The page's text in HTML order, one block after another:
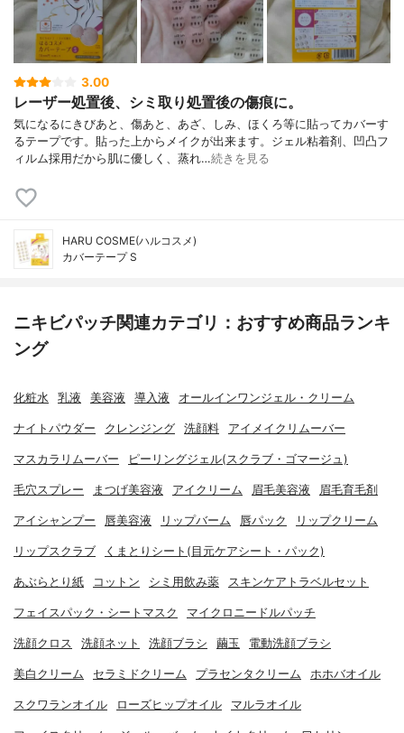
3.00
レーザー処置後、シミ取り処置後の傷痕に。
気になるにきびあと、傷あと、あざ、しみ、ほくろ等に貼ってカバーす
るテープです。貼った上からメイクが出来ます。ジェル粘着剤、凹凸フ
ィルム採用だから肌に優しく、蒸れ…続きを見る
HARU COSME(ハルコスメ)
カバーテープ S
ニキビパッチ関連カテゴリ：おすすめ商品ランキ
ング
化粧水 乳液 美容液 導入液 オールインワンジェル・クリーム
ナイトパウダー クレンジング 洗顔料 アイメイクリムーバー
マスカラリムーバー ピーリングジェル(スクラブ・ゴマージュ)
毛穴スプレー まつげ美容液 アイクリーム 眉毛美容液 眉毛育毛剤
アイシャンプー 唇美容液 リップバーム 唇パック リップクリーム
リップスクラブ くまとりシート(目元ケアシート・パック)
あぶらとり紙 コットン シミ用飲み薬 スキンケアトラベルセット
フェイスパック・シートマスク マイクロニードルパッチ
洗顔クロス 洗顔ネット 洗顔ブラシ 繭玉 電動洗顔ブラシ
美白クリーム セラミドクリーム プラセンタクリーム ホホバオイル
スクワランオイル ローズヒップオイル マルラオイル